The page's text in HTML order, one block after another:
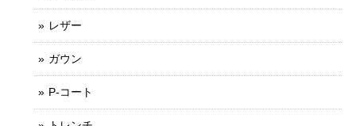
レザー
ガウン
P-コート